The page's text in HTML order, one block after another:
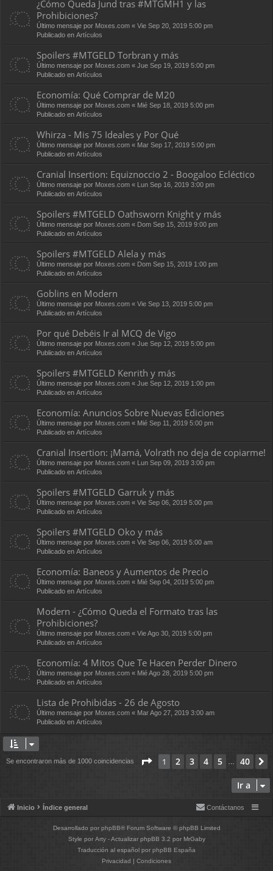
¿Cómo Queda Jund tras #MTGMH1 y las
Prohibiciones?
Último mensaje por Moxes.com « Vie Sep 20, 2019 5:00 pm
Publicado en Artículos
Spoilers #MTGELD Torbran y más
Último mensaje por Moxes.com « Jue Sep 19, 2019 5:00 pm
Publicado en Artículos
Economía: Qué Comprar de M20
Último mensaje por Moxes.com « Mié Sep 18, 2019 5:00 pm
Publicado en Artículos
Whirza - Mis 75 Ideales y Por Qué
Último mensaje por Moxes.com « Mar Sep 17, 2019 5:00 pm
Publicado en Artículos
Cranial Insertion: Equiznoccio 2 - Boogaloo Ecléctico
Último mensaje por Moxes.com « Lun Sep 16, 2019 3:00 pm
Publicado en Artículos
Spoilers #MTGELD Oathsworn Knight y más
Último mensaje por Moxes.com « Dom Sep 15, 2019 9:00 pm
Publicado en Artículos
Spoilers #MTGELD Alela y más
Último mensaje por Moxes.com « Dom Sep 15, 2019 1:00 pm
Publicado en Artículos
Goblins en Modern
Último mensaje por Moxes.com « Vie Sep 13, 2019 5:00 pm
Publicado en Artículos
Por qué Debéis Ir al MCQ de Vigo
Último mensaje por Moxes.com « Jue Sep 12, 2019 5:00 pm
Publicado en Artículos
Spoilers #MTGELD Kenrith y más
Último mensaje por Moxes.com « Jue Sep 12, 2019 1:00 pm
Publicado en Artículos
Economía: Anuncios Sobre Nuevas Ediciones
Último mensaje por Moxes.com « Mié Sep 11, 2019 5:00 pm
Publicado en Artículos
Cranial Insertion: ¡Mamá, Volrath no deja de copiarme!
Último mensaje por Moxes.com « Lun Sep 09, 2019 3:00 pm
Publicado en Artículos
Spoilers #MTGELD Garruk y más
Último mensaje por Moxes.com « Vie Sep 06, 2019 5:00 pm
Publicado en Artículos
Spoilers #MTGELD Oko y más
Último mensaje por Moxes.com « Vie Sep 06, 2019 5:00 am
Publicado en Artículos
Economía: Baneos y Aumentos de Precio
Último mensaje por Moxes.com « Mié Sep 04, 2019 5:00 pm
Publicado en Artículos
Modern - ¿Cómo Queda el Formato tras las
Prohibiciones?
Último mensaje por Moxes.com « Vie Ago 30, 2019 5:00 pm
Publicado en Artículos
Economía: 4 Mitos Que Te Hacen Perder Dinero
Último mensaje por Moxes.com « Mié Ago 28, 2019 5:00 pm
Publicado en Artículos
Lista de Prohibidas - 26 de Agosto
Último mensaje por Moxes.com « Mar Ago 27, 2019 3:00 am
Publicado en Artículos
Se encontraron más de 1000 coincidencias Página de 40
1 2 3 4 5 40
Ir a
Inicio Índice general Contáctanos
Desarrollado por phpBB® Forum Software © phpBB Limited
Style por Arty- Actualizar phpBB 3.2 por MrGaby
Traducción al español por phpBB España
Privacidad | Condiciones